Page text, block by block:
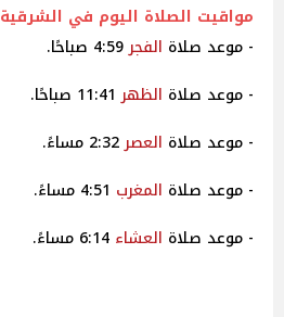
مواقيت الصلاة اليوم في الشرقية
- موعد صلاة الفجر4:59 صباحًا.
- موعد صلاة الظهر11:41 صباحًا.
- موعد صلاة العصر2:32 مساءً.
- موعد صلاة المغرب
- موعد صلاة العشاء